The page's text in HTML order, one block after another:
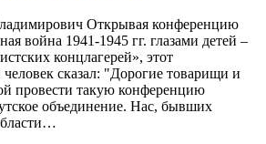
Открывая конференцию
война 1941-1945 гг. глазами детей –
концлагерей», этот
человек сказал: "Дорогие товарищи и
провести такую конференцию
объединение. Нас, бывших